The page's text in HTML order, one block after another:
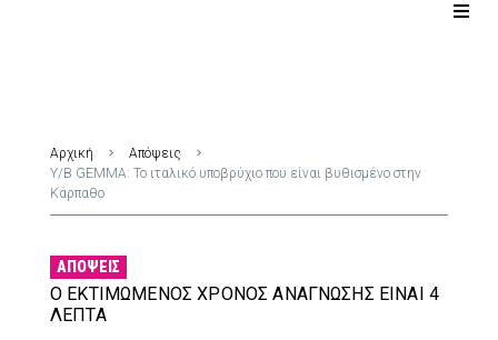
Αρχική
Απόψεις
Υ/Β GEMMA: Το ιταλικό υποβρύχιο που είναι βυθισμένο στην
Κάρπαθο
ΑΠΌΨΕΙΣ
Ο ΕΚΤΙΜΏΜΕΝΟΣ ΧΡΌΝΟΣ ΑΝΆΓΝΩΣΗΣ ΕΊΝΑΙ 4
ΛΕΠΤΆ